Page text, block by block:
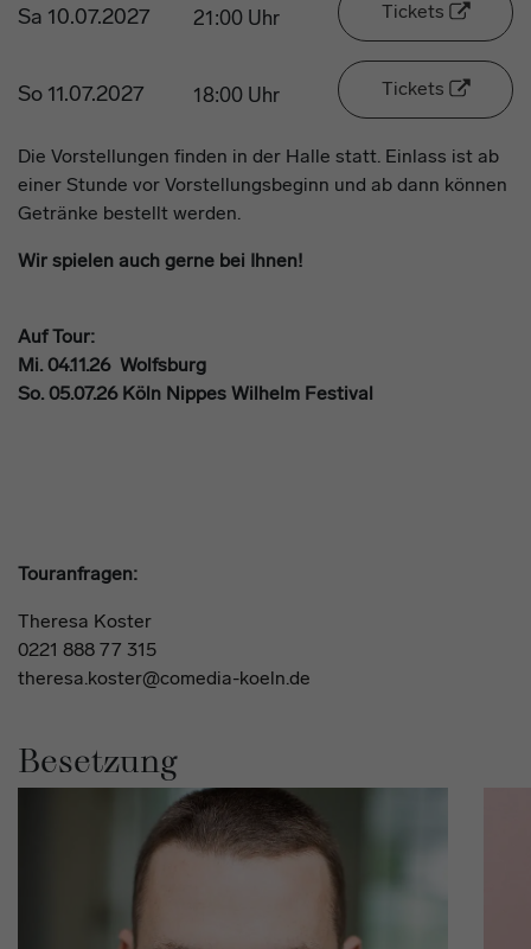
Sa 10.07.2027 21:00 Uhr Tickets
So 11.07.2027 18:00 Uhr Tickets
Die Vorstellungen finden in der Halle statt. Einlass ist ab
einer Stunde vor Vorstellungsbeginn und ab dann können
Getränke bestellt werden.
Wir spielen auch gerne bei Ihnen!
Auf Tour:
Mi. 04.11.26 Wolfsburg
So. 05.07.26 Köln Nippes Wilhelm Festival
Touranfragen:
Theresa Koster
0221 888 77 315
theresa.koster@comedia-koeln.de
Besetzung